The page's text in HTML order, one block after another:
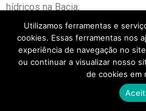
hídricos na Bacia;
V – acompanhar a execução e
de usuários da bacia,
entidades; e
VI – acompanhar os dados de
recursos hídricos cometidos a
Utilizamos ferramentas e
cookies. Essas ferramentas nos
experiência de navegação no
ou continuar a visualizar nosso
de cookies em